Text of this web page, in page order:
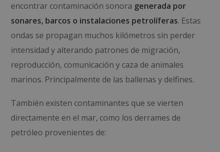
encontrar contaminación sonora generada por
sonares, barcos o instalaciones petrolíferas. Estas
ondas se propagan muchos kilómetros sin perder
intensidad y alterando patrones de migración,
reproducción, comunicación y caza de animales
marinos. Principalmente de las ballenas y delfines.
También existen contaminantes que se vierten
directamente en el mar, como los derrames de
petróleo provenientes de: